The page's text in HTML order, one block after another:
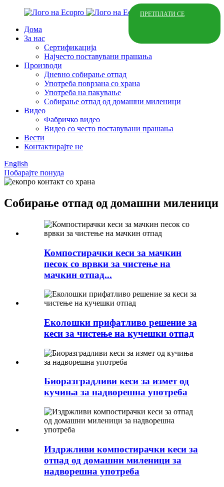
Дома
За нас
Сертификација
Најчесто поставувани прашања
Производи
Дневно собирање отпад
Употреба поврзана со храна
Употреба на пакување
Собирање отпад од домашни миленици
Видео
Фабричко видео
Видео со често поставувани прашања
Вести
Контактирајте не
English
Побарајте понуда
Собирање отпад од домашни миленици
Компостирачки кеси за мачкин
песок со врвки за чистење на
мачкин отпад...
Еколошки прифатливо решение за
кеси за чистење на кучешки отпад
Биоразградливи кеси за измет од
кучиња за надворешна употреба
Издржливи компостирачки кеси за
отпад од домашни миленици за
надворешна употреба
ПРЕТПЛАТИ СЕ